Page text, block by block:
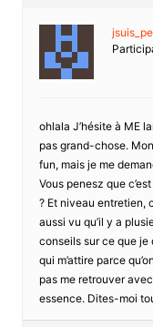
ohlala J’hésite à ME
pas grand-chose.
fun, mais je me
Vous penesz que
? Et niveau entretien,
aussi vu qu’il y a
conseils sur ce que je
qui m’attire parce
pas me retrouver
essence. Dites-moi